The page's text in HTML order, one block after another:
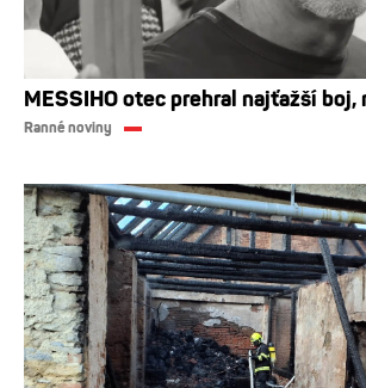
MESSIHO otec prehral najťažší
Ranné noviny